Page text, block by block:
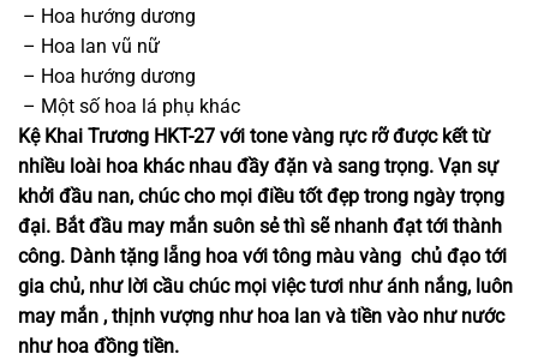
– Hoa hướng dương
– Hoa lan vũ nữ
– Hoa hướng dương
– Một số hoa lá phụ khác
Kệ Khai Trương HKT-27 với tone vàng rực rỡ được kết từ
nhiều loài hoa khác nhau đầy đặn và sang trọng. Vạn sự
khởi đầu nan, chúc cho mọi điều tốt đẹp trong ngày trọng
đại. Bắt đầu may mắn suôn sẻ thì sẽ nhanh đạt tới thành
công. Dành tặng lẵng hoa với tông màu vàng chủ đạo tới
gia chủ, như lời cầu chúc mọi việc tươi như ánh nắng, luôn
may mắn , thịnh vượng như hoa lan và tiền vào như nước
như hoa đồng tiền.